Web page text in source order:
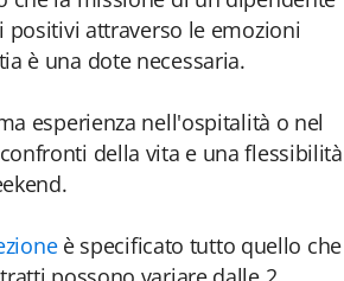
attraverso le emozioni
è una dote necessaria.
esperienza nell'ospitalità o nel
della vita e una flessibilità
è specificato tutto quello che